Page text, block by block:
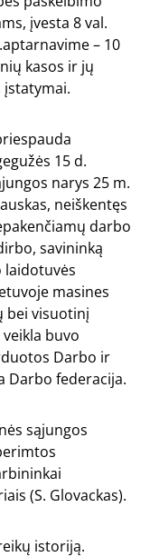
įvesta 8 val.
– 10
kasos ir jų
15 d.
narys 25 m.
neiškentęs
darbo
savininką
laidotuvės
masines
bei visuotinį
buvo
Darbo ir
Darbo federacija.
sąjungos
(S. Glovackas).
istoriją.